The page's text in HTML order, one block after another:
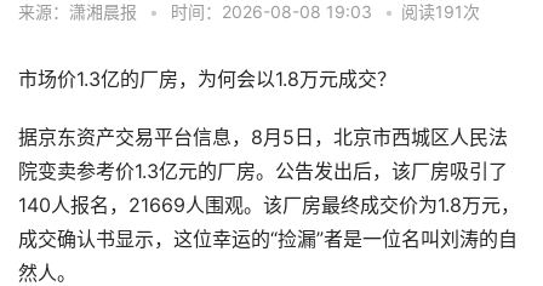
来源：潇湘晨报 • 时间：2026-08-08 19:03 • 阅读191次
市场价1.3亿的厂房，为何会以1.8万元成交？
据京东资产交易平台信息，8月5日，北京市西城区人民法
院变卖参考价1.3亿元的厂房。公告发出后，该厂房吸引了
140人报名，21669人围观。该厂房最终成交价为1.8万元，
成交确认书显示，这位幸运的“捡漏”者是一位名叫刘涛的自
然人。